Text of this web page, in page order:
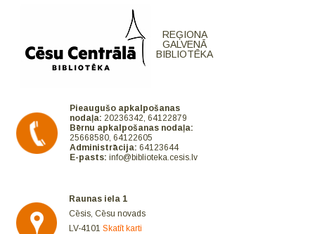
REĢIONA
GALVENĀ
BIBLIOTĒKA
Pieaugušo apkalpošanas
nodaļa: 20236342, 64122879
Bērnu apkalpošanas nodaļa:
25668580, 64122605
Administrācija: 64123644
E-pasts: info@biblioteka.cesis.lv
Raunas iela 1
Cēsis, Cēsu novads
LV-4101Skatīt karti